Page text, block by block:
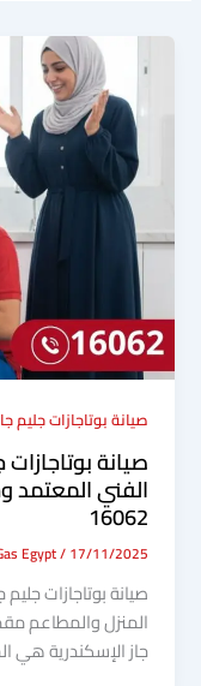
صيانة بوتاجازات جليم
صيانة
الفني المعتمد
16062
Egypt/17/11/2025
صيانة بوتاجازات
المنزل والمطاعم
جاز الإسكندرية هي